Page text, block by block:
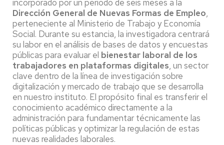
incorporado por un periodo de seis meses a la
Dirección General de Nuevas Formas de Empleo,
perteneciente al Ministerio de Trabajo y Economía
Social. Durante su estancia, la investigadora centrará
su labor en el análisis de bases de datos y encuestas
públicas para evaluar el bienestar laboral de los
trabajadores en plataformas digitales, un sector
clave dentro de la línea de investigación sobre
digitalización y mercado de trabajo que se desarrolla
en nuestro instituto. El propósito final es transferir el
conocimiento académico directamente a la
administración para fundamentar técnicamente las
políticas públicas y optimizar la regulación de estas
nuevas realidades laborales.